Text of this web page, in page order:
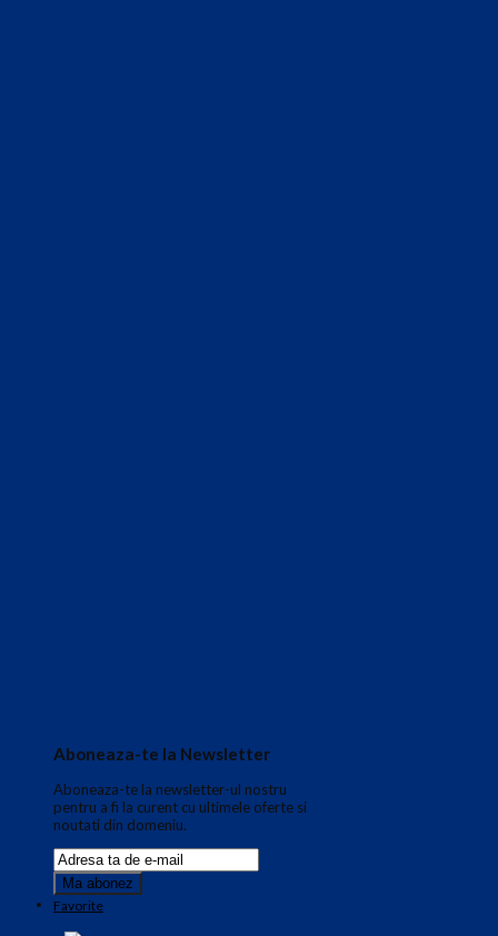
Aboneaza-te la Newsletter
Aboneaza-te la newsletter-ul nostru
pentru a fi la curent cu ultimele oferte si
noutati din domeniu.
Favorite